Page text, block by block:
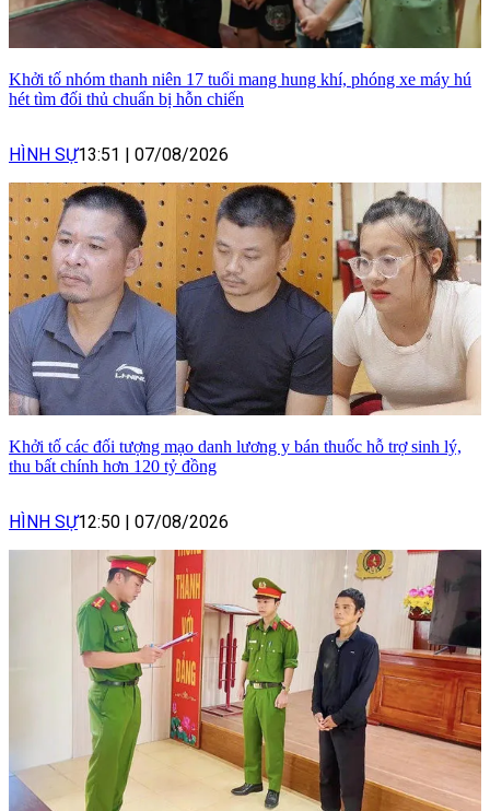
Khởi tố nhóm thanh niên 17 tuổi mang hung khí, phóng xe máy hú
hét tìm đối thủ chuẩn bị hỗn chiến
HÌNH SỰ13:51 07/08/2026
Khởi tố các đối tượng mạo danh lương y bán thuốc hỗ trợ sinh lý,
thu bất chính hơn 120 tỷ đồng
HÌNH SỰ12:50 | 07/08/2026